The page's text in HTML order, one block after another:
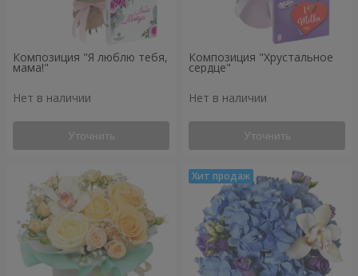
Композиция "Я люблю тебя,
мама!"
Нет в наличии
Уточнить
Композиция "Хрустальное
сердце"
Нет в наличии
Уточнить